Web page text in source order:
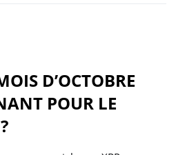
D’OCTOBRE
POUR LE